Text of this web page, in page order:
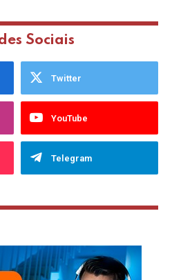
Sociais
Twitter
YouTube
Telegram